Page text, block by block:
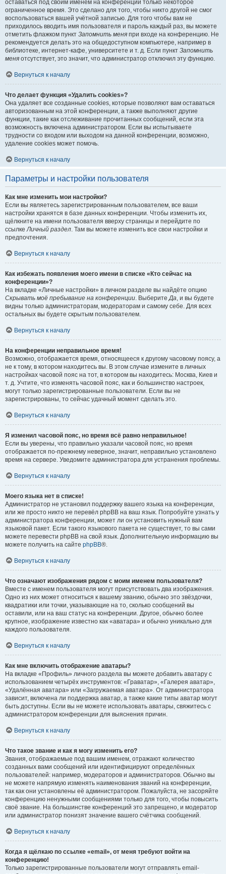
оставаться под своим именем на конференции только некоторое
ограниченное время. Это сделано для того, чтобы никто другой не смог
воспользоваться вашей учётной записью. Для того чтобы вам не
приходилось вводить имя пользователя и пароль каждый раз, вы можете
отметить флажком пункт Запомнить меня при входе на конференцию. Не
рекомендуется делать это на общедоступном компьютере, например в
библиотеке, интернет-кафе, университете и т. д. Если пункт Запомнить
меня отсутствует, это значит, что администратор отключил эту функцию.
Вернуться к началу
Что делает функция «Удалить cookies»?
Она удаляет все созданные cookies, которые позволяют вам оставаться
авторизованным на этой конференции, а также выполняют другие
функции, такие как отслеживание прочитанных сообщений, если эта
возможность включена администратором. Если вы испытываете
трудности со входом или выходом на данной конференции, возможно,
удаление cookies может помочь.
Вернуться к началу
Параметры и настройки пользователя
Как мне изменить мои настройки?
Если вы являетесь зарегистрированным пользователем, все ваши
настройки хранятся в базе данных конференции. Чтобы изменить их,
щёлкните на имени пользователя вверху страницы и перейдите по
ссылкеЛичный раздел. Там вы можете изменить все свои настройки и
предпочтения.
Вернуться к началу
Как избежать появления моего имени в списке «Кто сейчас на
конференции»?
На вкладке «Личные настройки» в личном разделе вы найдёте опцию
Скрывать моё пребывание на конференции. ВыберитеДа, и вы будете
видны только администраторам, модераторам и самому себе. Для всех
остальных вы будете скрытым пользователем.
Вернуться к началу
На конференции неправильное время!
Возможно, отображается время, относящееся к другому часовому поясу, а
не к тому, в котором находитесь вы. В этом случае измените в личных
настройках часовой пояс на тот, в котором вы находитесь: Москва, Киев и
т. д. Учтите, что изменять часовой пояс, как и большинство настроек,
могут только зарегистрированные пользователи. Если вы не
зарегистрированы, то сейчас удачный момент сделать это.
Вернуться к началу
Я изменил часовой пояс, но время всё равно неправильное!
Если вы уверены, что правильно указали часовой пояс, но время
отображается по-прежнему неверное, значит, неправильно установлено
время на сервере. Уведомите администратора для устранения проблемы.
Вернуться к началу
Моего языка нет в списке!
Администратор не установил поддержку вашего языка на конференции,
или же просто никто не перевёл phpBB на ваш язык. Попробуйте узнать у
администратора конференции, может ли он установить нужный вам
языковой пакет. Если такого языкового пакета не существует, то вы сами
можете перевести phpBB на свой язык. Дополнительную информацию вы
можете получить на сайте phpBB®.
Вернуться к началу
Что означают изображения рядом с моим именем пользователя?
Вместе с именем пользователя могут присутствовать два изображения.
Одно из них может относиться к вашему званию, обычно это звёздочки,
квадратики или точки, указывающие на то, сколько сообщений вы
оставили, или на ваш статус на конференции. Другое, обычно более
крупное, изображение известно как «аватара» и обычно уникально для
каждого пользователя.
Вернуться к началу
Как мне включить отображение аватары?
На вкладке «Профиль» личного раздела вы можете добавить аватару с
использованием четырёх инструментов: «Граватар», «Галерея аватар»,
«Удалённая аватара» или «Загружаемая аватара». От администратора
зависит, включена ли поддержка аватар, а также какие типы аватар могут
быть доступны. Если вы не можете использовать аватары, свяжитесь с
администратором конференции для выяснения причин.
Вернуться к началу
Что такое звание и как я могу изменить его?
Звания, отображаемые под вашим именем, отражают количество
созданных вами сообщений или идентифицируют определённых
пользователей: например, модераторов и администраторов. Обычно вы
не можете напрямую изменять наименования званий на конференции,
так как они установлены её администратором. Пожалуйста, не засоряйте
конференцию ненужными сообщениями только для того, чтобы повысить
своё звание. На большинстве конференций это запрещено, и модератор
или администратор понизят значение вашего счётчика сообщений.
Вернуться к началу
Когда я щёлкаю по ссылке «email», от меня требуют войти на
конференцию!
Только зарегистрированные пользователи могут отправлять email-